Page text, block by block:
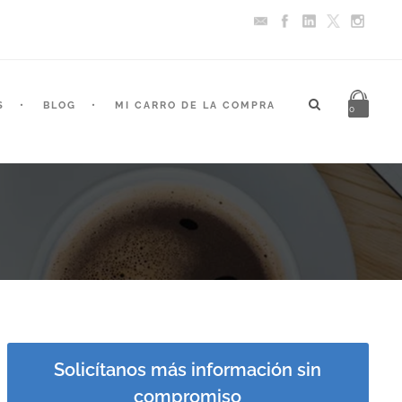
BLOG MI CARRO DE LA COMPRA 0
Solicítanos más información sin
compromiso